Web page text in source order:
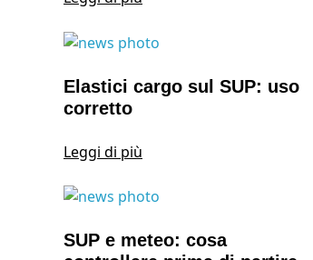
Elastici cargo sul SUP: uso
corretto
Leggi di più
SUP e meteo: cosa